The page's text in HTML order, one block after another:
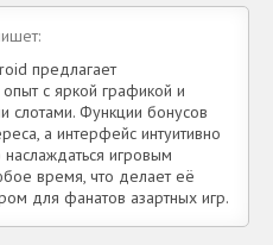
предлагает
с яркой графикой и
слотами. Функции бонусов
а интерфейс интуитивно
игровым
время, что делает её
для фанатов азартных игр.